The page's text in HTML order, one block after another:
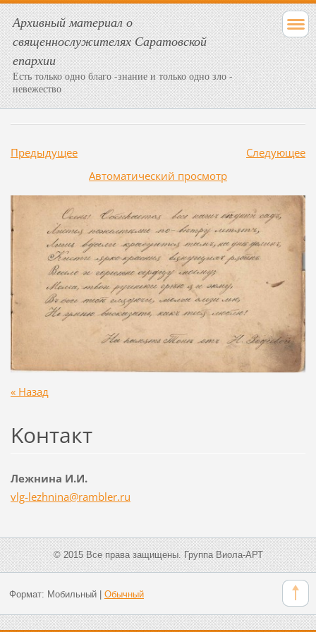
Архивный материал о
священнослужителях Саратовской
епархии
Есть только одно благо -знание и только одно зло -
невежество
Предыдущее
Следующее
Aвтоматический просмотр
« Назад
Koнтакт
Лежнина И.И.
vlg-lezhnina@rambler.ru
© 2015 Все права защищены. Группа Виола-АРТ
Формат: Мобильный| Обычный